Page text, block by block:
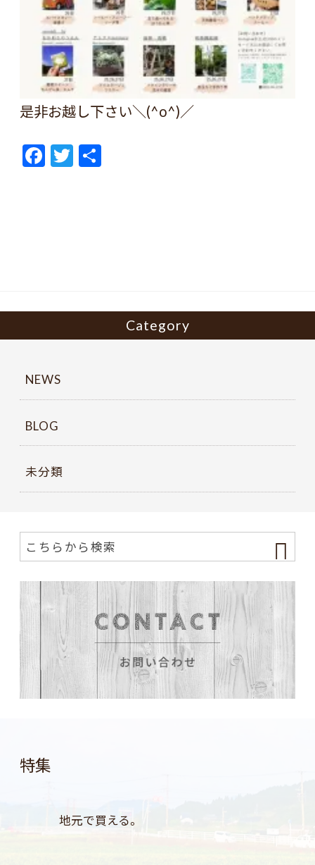
是非お越し下さい＼(^o^)／
F
ac
T
w
Category
NEWS
BLOG
未分類
特集
地元で買える。